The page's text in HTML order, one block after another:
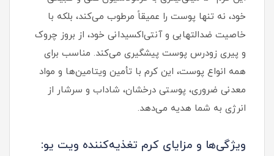
خود، نه تنها پوست را عمیقاً مرطوب می‌کند، بلکه با
خاصیت ضدالتهابی و آنتی‌اکسیدانی خود، از بروز چروک
و پیری زودرس پوست پیشگیری می‌کند. مناسب برای
همه انواع پوست، این کرم با تأمین ویتامین‌ها و مواد
معدنی ضروری، پوستی درخشان، شاداب و سرشار از
انرژی به شما هدیه می‌دهد.
ویژگی‌ها و مزایای کرم تغذیه‌کننده ویت یو: